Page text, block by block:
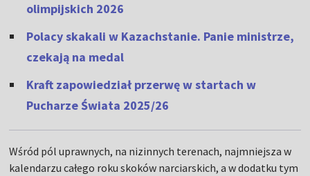
olimpijskich 2026
Polacy skakali w Kazachstanie. Panie ministrze,
czekają na medal
Kraft zapowiedział przerwę w startach w
Pucharze Świata 2025/26
Wśród pól uprawnych, na nizinnych terenach, najmniejsza w
kalendarzu całego roku skoków narciarskich, a w dodatku tym